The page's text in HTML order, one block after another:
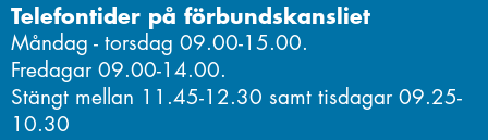
Telefontider på förbundskansliet
Måndag - torsdag 09.00-15.00.
Fredagar 09.00-14.00.
Stängt mellan 11.45-12.30 samt tisdagar 09.25-
10.30